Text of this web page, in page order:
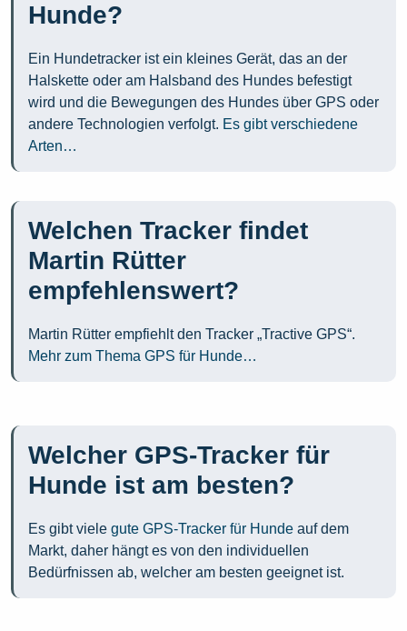
Hunde?
Ein Hundetracker ist ein kleines Gerät, das an der
Halskette oder am Halsband des Hundes befestigt
wird und die Bewegungen des Hundes über GPS oder
andere Technologien verfolgt. Es gibt verschiedene
Arten…
Welchen Tracker findet
Martin Rütter
empfehlenswert?
Martin Rütter empfiehlt den Tracker „Tractive GPS“.
Mehr zum Thema GPS für Hunde…
Welcher GPS-Tracker für
Hunde ist am besten?
Es gibt viele gute GPS-Tracker für Hunde auf dem
Markt, daher hängt es von den individuellen
Bedürfnissen ab, welcher am besten geeignet ist.